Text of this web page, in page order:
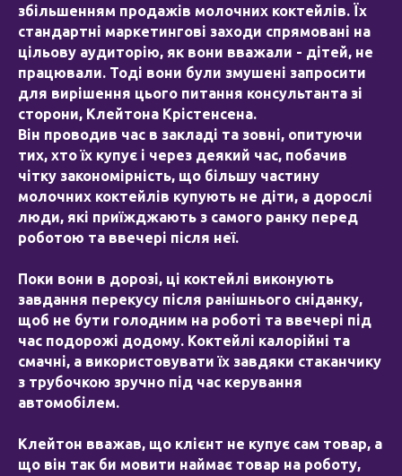
збільшенням продажів молочних коктейлів. Їх
стандартні маркетингові заходи спрямовані на
цільову аудиторію, як вони вважали - дітей, не
працювали. Тоді вони були змушені запросити
для вирішення цього питання консультанта зі
сторони, Клейтона Крістенсена.
Він проводив час в закладі та зовні, опитуючи
тих, хто їх купує і через деякий час, побачив
чітку закономірність, що більшу частину
молочних коктейлів купують не діти, а дорослі
люди, які приїжджають з самого ранку перед
роботою та ввечері після неї.
Поки вони в дорозі, ці коктейлі виконують
завдання перекусу після ранішнього сніданку,
щоб не бути голодним на роботі та ввечері під
час подорожі додому. Коктейлі калорійні та
смачні, а використовувати їх завдяки стаканчику
з трубочкою зручно під час керування
автомобілем.
Клейтон вважав, що клієнт не купує сам товар, а
що він так би мовити наймає товар на роботу,